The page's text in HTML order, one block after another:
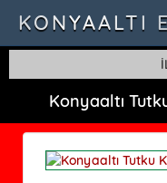
KONYAALTI
Konyaaltı